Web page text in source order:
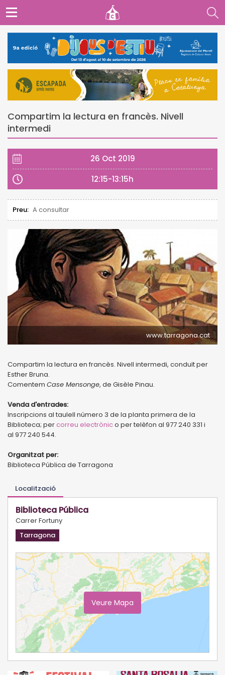
Compartim la lectura en francès. Nivell
intermedi
26 Oct 2019
12:15-13:15h
Preu: A consultar
www.tarragona.cat
Compartim la lectura en francès. Nivell intermedi, conduït per
Esther Bruna.
Comentem Case Mensonge, de Gisèle Pinau.
Venda d'entrades:
Inscripcions al taulell número 3 de la planta primera de la
Biblioteca; percorreu electrònico per telèfon al 977 240 331 i
al 977 240 544.
Organitzat per:
Biblioteca Pública de Tarragona
Localització
Biblioteca Pública
Carrer Fortuny
Tarragona
Veure Mapa